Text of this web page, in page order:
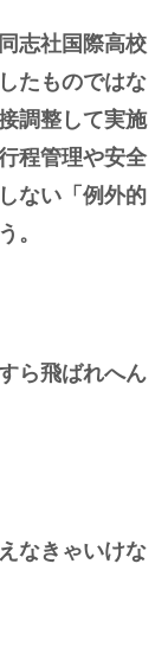
志社国際高校
たものではな
調整して実施
程管理や安全
ない「例外的
。
ら飛ばれへん
なきゃいけな